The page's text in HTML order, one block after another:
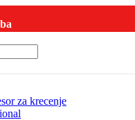
za krecenje